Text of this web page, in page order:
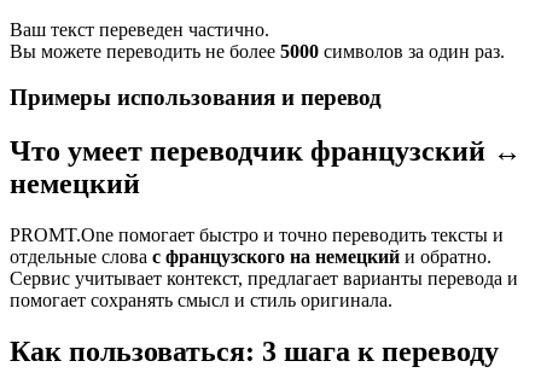
Ваш текст переведен частично.
Вы можете переводить не более 5000 символов за один раз.
Примеры использования и перевод
Что умеет переводчик французский ↔
немецкий
PROMT.One помогает быстро и точно переводить тексты и
отдельные слова с французского на немецкий и обратно.
Сервис учитывает контекст, предлагает варианты перевода и
помогает сохранять смысл и стиль оригинала.
Как пользоваться: 3 шага к переводу